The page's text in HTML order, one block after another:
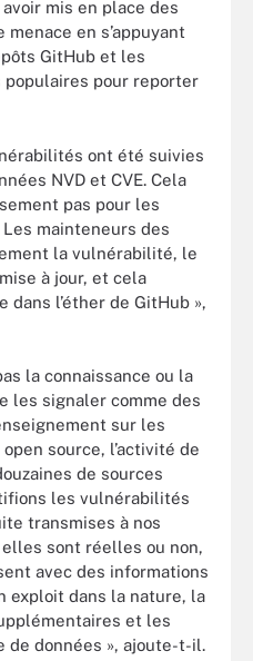
mis en place des
en s’appuyant
GitHub et les
populaires pour reporter
ont été suivies
NVD et CVE. Cela
pas pour les
Les mainteneurs des
la vulnérabilité, le
à jour, et cela
l’éther de GitHub »,
la connaissance ou la
les signaler comme des
sur les
source, l’activité de
de sources
les vulnérabilités
transmises à nos
sont réelles ou non,
avec des informations
exploit dans la nature, la
et les
de données », ajoute-t-il.